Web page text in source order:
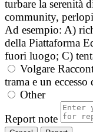
turbare la serenità
community,
Ad esempio: A)
della Piattaforma
fuori luogo; C)
Volgare
trama e un
Other
Report note